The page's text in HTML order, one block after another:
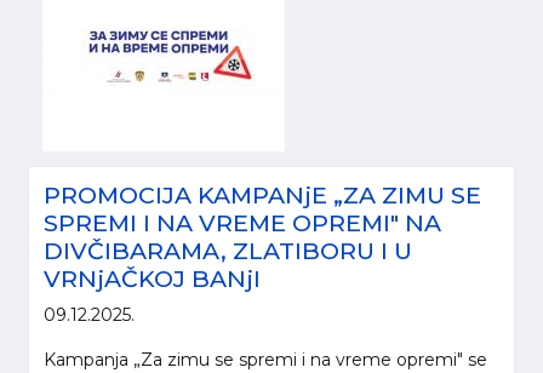
PROMOCIJA KAMPANjE „ZA ZIMU SE
SPREMI I NA VREME OPREMI" NA
DIVČIBARAMA, ZLATIBORU I U
VRNjAČKOJ BANjI
09.12.2025.
Kampanja „Za zimu se spremi i na vreme opremi" se